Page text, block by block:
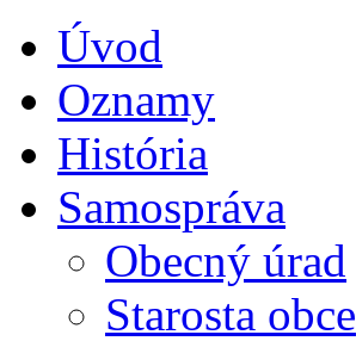
Úvod
Oznamy
História
Samospráva
Obecný úrad
Starosta obce